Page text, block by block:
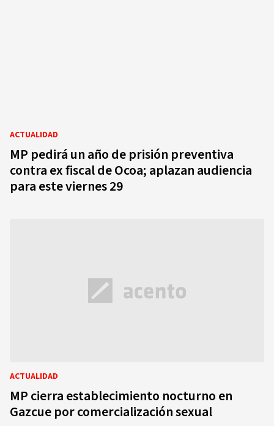
ACTUALIDAD
MP pedirá un año de prisión preventiva
contra ex fiscal de Ocoa; aplazan audiencia
para este viernes 29
ACTUALIDAD
MP cierra establecimiento nocturno en
Gazcue por comercialización sexual